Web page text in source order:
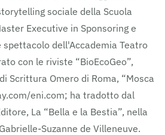
sociale della Scuola
Executive in Sponsoring e
spettacolo dell'Accademia Teatro
con le riviste “BioEcoGeo”,
Scrittura Omero di Roma, “Mosca
eni.com; ha tradotto dal
La “Bella e la Bestia”, nella
Suzanne de Villeneuve.